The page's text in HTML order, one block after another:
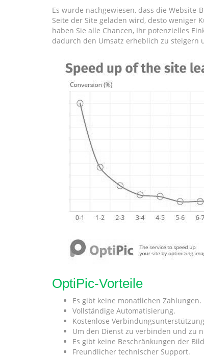
Es wurde nachgewiesen, dass die
Seite der Site geladen wird, desto
haben Sie alle Chancen, Ihr potenzielles
dadurch den Umsatz erheblich zu steigern
OptiPic-Vorteile
Es gibt keine monatlichen Zahlungen.
Vollständige Automatisierung.
Kostenlose
Um den Dienst zu verbinden und zu
Es gibt keine Beschränkungen der
Freundlicher technischer Support.